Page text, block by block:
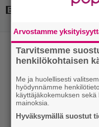
Arvostamme
Tarvitsemme
henkilökohtaisen
Me ja huolellisesti
hyödynnämme
käyttäjäkokemuksen
mainoksia.
Hyväksymällä suostut